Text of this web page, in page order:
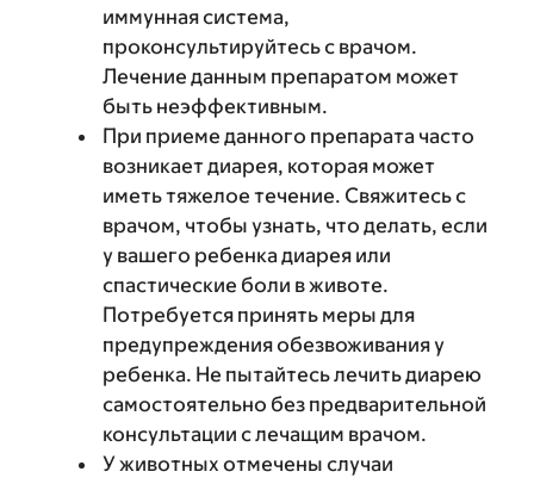
иммунная система,
проконсультируйтесь с врачом.
Лечение данным препаратом может
быть неэффективным.
При приеме данного препарата часто
возникает диарея, которая может
иметь тяжелое течение. Свяжитесь с
врачом, чтобы узнать, что делать, если
у вашего ребенка диарея или
спастические боли в животе.
Потребуется принять меры для
предупреждения обезвоживания у
ребенка. Не пытайтесь лечить диарею
самостоятельно без предварительной
консультации с лечащим врачом.
У животных отмечены случаи